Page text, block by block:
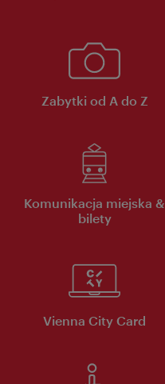
Zabytki od A do Z
Komunikacja miejska &
bilety
Vienna City Card